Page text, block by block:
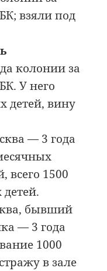
взяли под
колонии за
У него
детей, вину
— 3 года
всего 1500
бывший
— 3 года
1000
в зале